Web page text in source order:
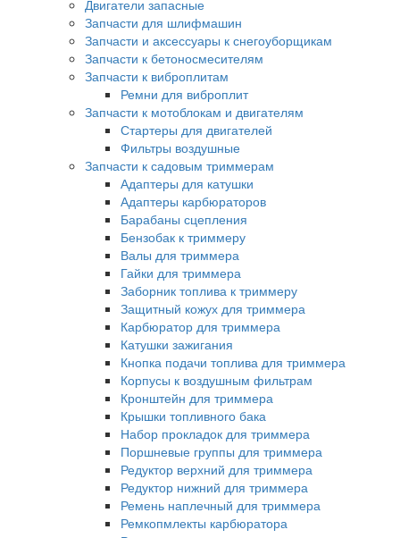
Двигатели запасные
Запчасти для шлифмашин
Запчасти и аксессуары к снегоуборщикам
Запчасти к бетоносмесителям
Запчасти к виброплитам
Ремни для виброплит
Запчасти к мотоблокам и двигателям
Стартеры для двигателей
Фильтры воздушные
Запчасти к садовым триммерам
Адаптеры для катушки
Адаптеры карбюраторов
Барабаны сцепления
Бензобак к триммеру
Валы для триммера
Гайки для триммера
Заборник топлива к триммеру
Защитный кожух для триммера
Карбюратор для триммера
Катушки зажигания
Кнопка подачи топлива для триммера
Корпусы к воздушным фильтрам
Кронштейн для триммера
Крышки топливного бака
Набор прокладок для триммера
Поршневые группы для триммера
Редуктор верхний для триммера
Редуктор нижний для триммера
Ремень наплечный для триммера
Ремкопмлекты карбюратора